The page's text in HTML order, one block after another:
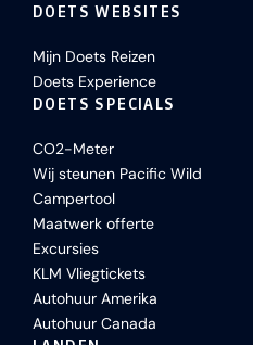
DOETS WEBSITES
Mijn Doets Reizen
Doets Experience
DOETS SPECIALS
CO2-Meter
Wij steunen Pacific Wild
Campertool
Maatwerk offerte
Excursies
KLM Vliegtickets
Autohuur Amerika
Autohuur Canada